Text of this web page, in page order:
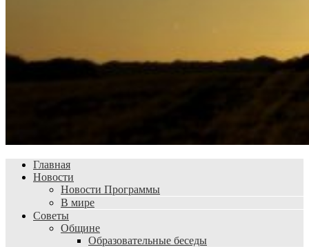
Главная
Новости
Новости Программы
В мире
Советы
Общине
Образовательные беседы